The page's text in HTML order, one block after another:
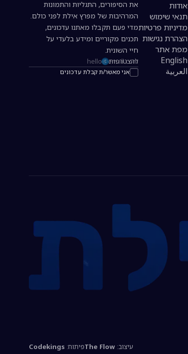
אודות
תנאי שימוש
מדיניות פרטיות
הצהרת נגישות
מפת אתר
English
العربية
את הסיפורים, התגליות והתמונות
המרהיבות של מפרץ אילת לפני כולם.
מדי פעם תקבלו מאתנו עדכונים,
תכנים מקוריים ומידע בלעדי על
חיי השונית.
כתובת אימייל להרשמה לניוזלטר
אני מאשר/ת קבלת עדכונים
להצטרפות
עיצוב: The Flowפיתוח: Codekings